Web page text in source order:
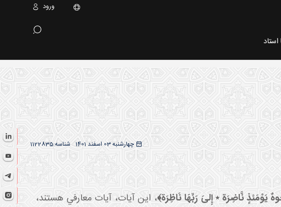
ورود
استاد
چهارشنبه 03 اسفند 1401 1122835شناسه:
يَوْمَئذٍ نَّاضِرَة ٭ إِلىَ‏ رَبِّهَا نَاظِرَة﴾، اين آيات، آيات معارفي هستند،